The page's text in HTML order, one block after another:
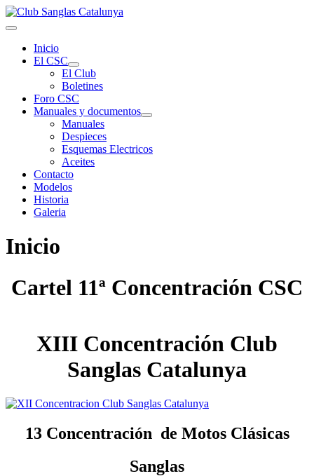
Inicio
El CSC
El Club
Boletines
Foro CSC
Manuales y documentos
Manuales
Despieces
Esquemas Electricos
Aceites
Contacto
Modelos
Historia
Galeria
Inicio
Cartel 11ª Concentración CSC
XIII Concentración Club
Sanglas Catalunya
13 Concentración de Motos Clásicas
Sanglas